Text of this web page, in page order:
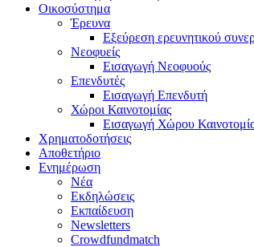
Οικοσύστημα
Έρευνα
Εξεύρεση ερευνητικού
Νεοφυείς
Εισαγωγή Νεοφυούς
Επενδυτές
Εισαγωγή Επενδυτή
Χώροι Καινοτομίας
Εισαγωγή Χώρου
Χρηματοδοτήσεις
Αποθετήριο
Ενημέρωση
Νέα
Εκδηλώσεις
Εκπαίδευση
Newsletters
Crowdfundmatch